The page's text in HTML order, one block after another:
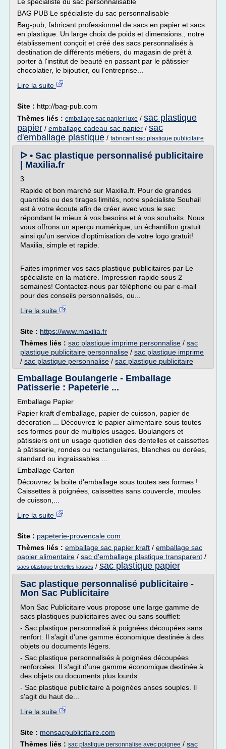
BAG PUB Le spécialiste du sac personnalisable
Bag-pub, fabricant professionnel de sacs en papier et sacs
en plastique. Un large choix de poids et dimensions., notre
établissement conçoit et créé des sacs personnalisés à
destination de différents métiers, du magasin de prêt à
porter à l'institut de beauté en passant par le pâtissier
chocolatier, le bijoutier, ou l'entreprise...
Lire la suite
Site : http://bag-pub.com
Thèmes liés : emballage sac papier luxe / sac plastique
papier / emballage cadeau sac papier / sac
d'emballage plastique / fabricant sac plastique publicitaire
ᐅ • Sac plastique personnalisé publicitaire
| Maxilia.fr
3
Rapide et bon marché sur Maxilia.fr. Pour de grandes
quantités ou des tirages limités, notre spécialiste Souhail
est à votre écoute afin de créer avec vous le sac
répondant le mieux à vos besoins et à vos souhaits. Nous
vous offrons un aperçu numérique, un échantillon gratuit
ainsi qu'un service d'optimisation de votre logo gratuit!
Maxilia, simple et rapide.
Faites imprimer vos sacs plastique publicitaires par Le
spécialiste en la matière. Impression rapide sous 2
semaines! Contactez-nous par téléphone ou par e-mail
pour des conseils personnalisés, ou...
Lire la suite
Site : https://www.maxilia.fr
Thèmes liés : sac plastique imprime personnalise / sac
plastique publicitaire personnalise / sac plastique imprime
/ sac plastique personnalise / sac plastique publicitaire
Emballage Boulangerie - Emballage
Patisserie : Papeterie ...
Emballage Papier
Papier kraft d'emballage, papier de cuisson, papier de
décoration ... Découvrez le papier alimentaire sous toutes
ses formes pour de multiples usages. Boulangers et
pâtissiers ont un usage quotidien des dentelles et caissettes
à pâtisserie, rondes ou rectangulaires, blanches ou dorées,
standard ou ingraissables ...
Emballage Carton
Découvrez la boite d'emballage sous toutes ses formes !
Caissettes à poignées, caissettes sans couvercle, moules
de cuisson,...
Lire la suite
Site : papeterie-provencale.com
Thèmes liés : emballage sac papier kraft / emballage sac
papier alimentaire / sac d'emballage plastique transparent /
sacs plastique bretelles liasses / sac plastique papier
Sac plastique personnalisé publicitaire -
Mon Sac Publicitaire
Mon Sac Publicitaire vous propose une large gamme de
sacs plastiques publicitaires avec ou sans soufflet:
- Sac plastique personnalisé à poignées découpées sans
renfort. Il s'agit d'une gamme économique destinée à des
objets ou documents légers.
- Sac plastique personnalisés à poignées découpées
renforcées. Il s'agit d'une gamme économique destinée à
des objets ou documents plus lourds.
- Sac plastique publicitaire à poignées anses souples. Il
s'agit du haut de...
Lire la suite
Site : monsacpublicitaire.com
Thèmes liés : sac plastique personnalise avec poignee / sac